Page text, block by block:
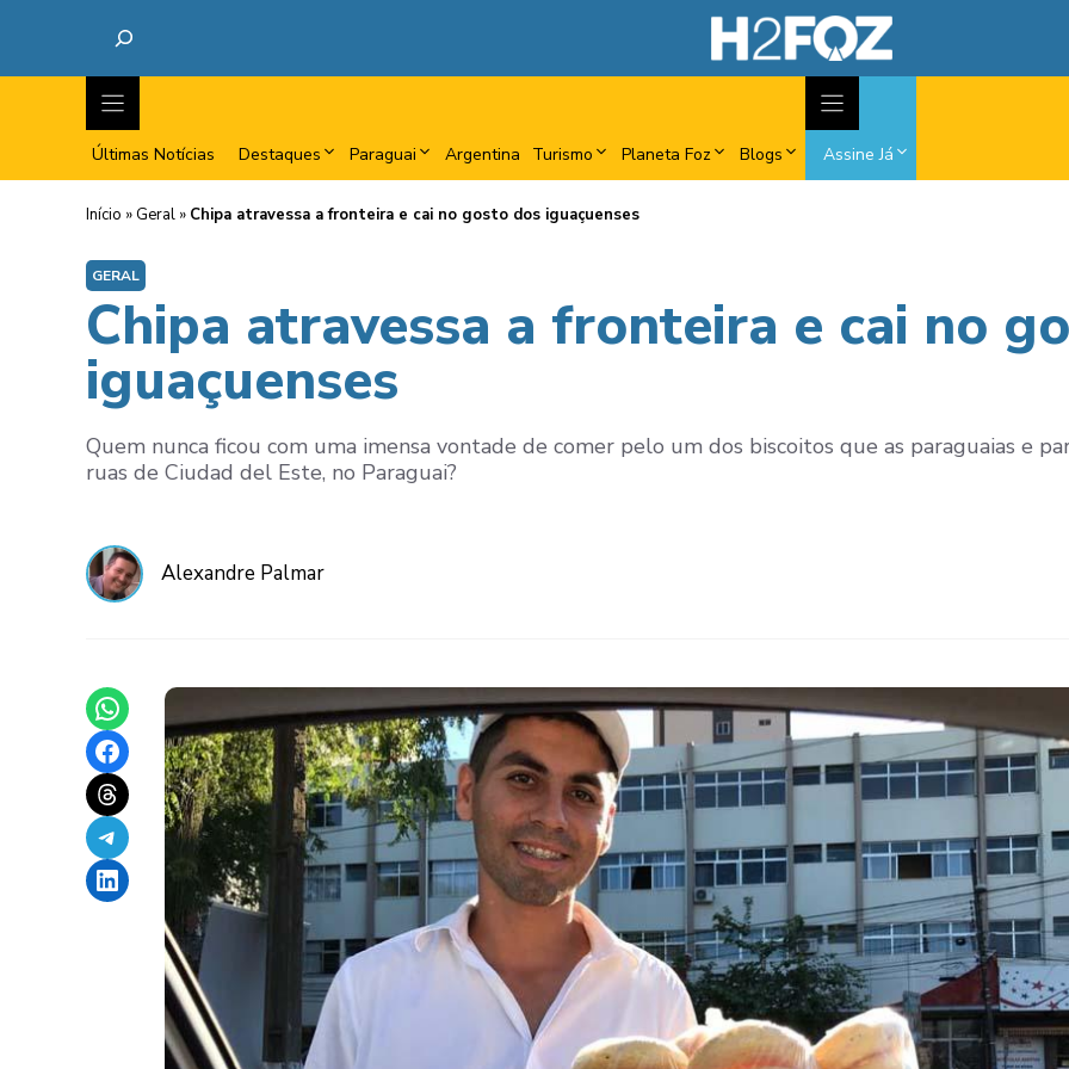
Últimas Notícias Destaques Paraguai Argentina Turismo Planeta Foz Blogs Assine Já
Início » Geral » Chipa atravessa a fronteira e cai no gosto dos iguaçuenses
GERAL
Chipa atravessa a fronteira e cai no
iguaçuenses
Quem nunca ficou com uma imensa vontade de comer pelo um dos biscoitos que as paraguaias e
ruas de Ciudad del Este, no Paraguai?
Alexandre Palmar
Share on WhatsApp
Share on Facebook
Share on Threads
Share on Telegram
Share on LinkedIn